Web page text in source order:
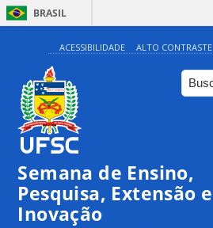
BRASIL
ACESSIBILIDADE ALTO CONTRASTE
Semana de Ensino,
Pesquisa, Extensão e
Inovação